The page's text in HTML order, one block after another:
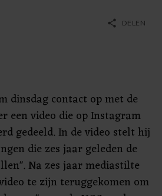
share DELEN
dinsdag contact op met de
een video die op Instagram
gedeeld. In de video stelt hij
die zes jaar geleden de
Na zes jaar mediastilte
te zijn teruggekomen om